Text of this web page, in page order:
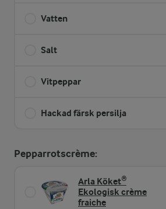
Vatten
Salt
Vitpeppar
Hackad färsk persilja
Pepparrotscrème:
Arla Köket®
Ekologisk crème
fraiche